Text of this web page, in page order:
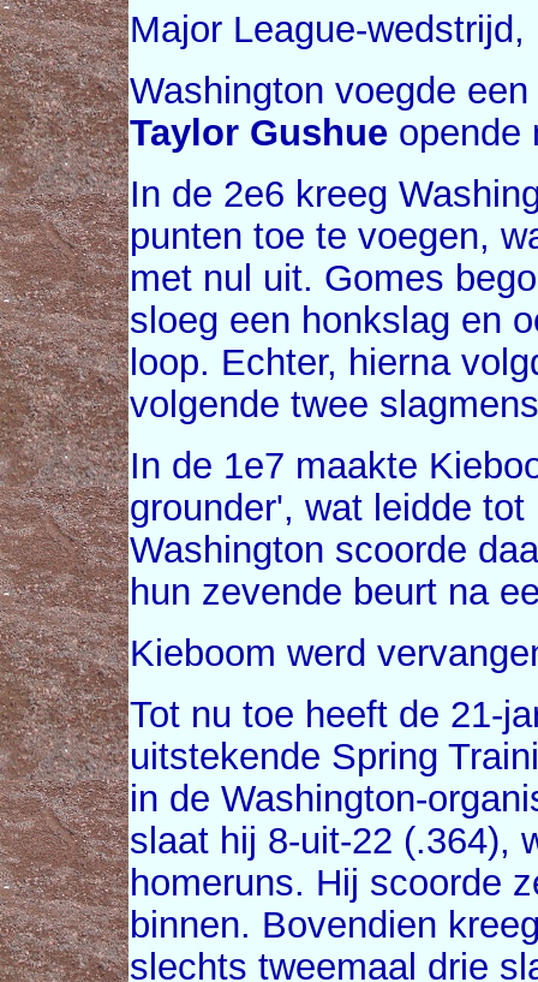
Major League-
Washington voegde
Taylor Gushueopende
In de 2e6 kreeg
punten toe te voegen,
met nul uit. Gomes
sloeg een honkslag en
loop. Echter, hierna
volgende twee
In de 1e7 maakte
grounder', wat leidde
Washington scoorde
hun zevende beurt na
Kieboom werd
Tot nu toe heeft de 21-
uitstekende Spring
in de Washington-
slaat hij 8-uit-22 (.364),
homeruns. Hij scoorde
binnen. Bovendien
slechts tweemaal drie